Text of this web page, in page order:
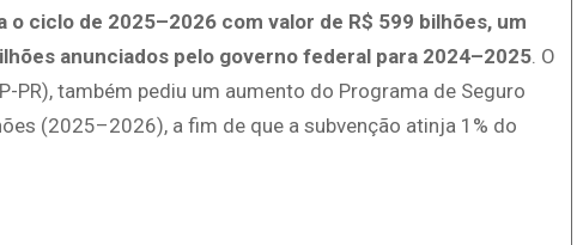
ciclo de 2025–2026 com valor de R$ 599 bilhões, um
anunciados pelo governo federal para 2024–2025. O
PR), também pediu um aumento do Programa de Seguro
(2025–2026), a fim de que a subvenção atinja 1% do